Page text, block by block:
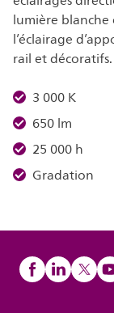
lumière
l’éclairage
rail et décoratifs.
3 000 K
650 lm
25 000 h
Gradation